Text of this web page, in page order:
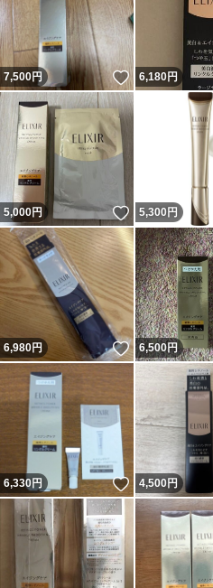
7,500円 いいね！
6,180円
5,000円 いいね！
5,300 円
6,980円 いいね！
6,500円
6,330円 いいね！
4,500円